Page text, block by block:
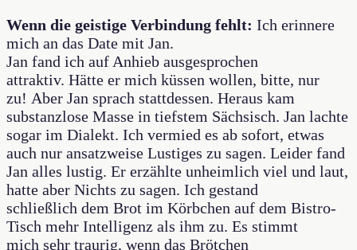
Wenn die geistige Verbindung fehlt: Ich erinnere
mich an das Date mit Jan.
Jan fand ich auf Anhieb ausgesprochen
attraktiv. Hätte er mich küssen wollen, bitte, nur
zu! Aber Jan sprach stattdessen. Heraus kam
substanzlose Masse in tiefstem Sächsisch. Jan lachte
sogar im Dialekt. Ich vermied es ab sofort, etwas
auch nur ansatzweise Lustiges zu sagen. Leider fand
Jan alles lustig. Er erzählte unheimlich viel und laut,
hatte aber Nichts zu sagen. Ich gestand
schließlich dem Brot im Körbchen auf dem Bistro-
Tisch mehr Intelligenz als ihm zu. Es stimmt
mich sehr traurig, wenn das Brötchen